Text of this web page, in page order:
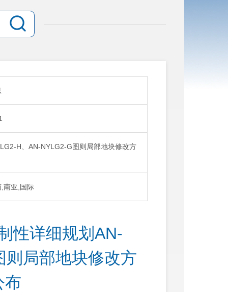
H、AN-NYLG2-G图则局部地块修改方
南亚,国际
性详细规划AN-
局部地块修改方
布